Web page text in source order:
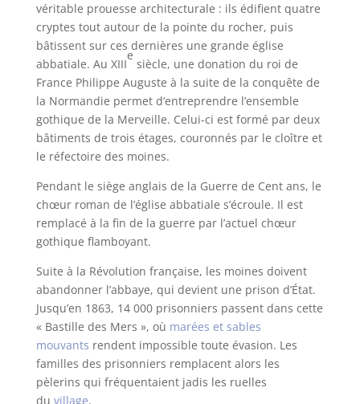
véritable prouesse architecturale : ils édifient quatre
cryptes tout autour de la pointe du rocher, puis
bâtissent sur ces dernières une grande église
abbatiale. Au XIII
e
siècle, une donation du roi de
France Philippe Auguste à la suite de la conquête de
la Normandie permet d’entreprendre l’ensemble
gothique de la Merveille. Celui-ci est formé par deux
bâtiments de trois étages, couronnés par le cloître et
le réfectoire des moines.
Pendant le siège anglais de la Guerre de Cent ans, le
chœur roman de l’église abbatiale s’écroule. Il est
remplacé à la fin de la guerre par l’actuel chœur
gothique flamboyant.
Suite à la Révolution française, les moines doivent
abandonner l’abbaye, qui devient une prison d’État.
Jusqu’en 1863, 14 000 prisonniers passent dans cette
« Bastille des Mers », où marées et sables
mouvants rendent impossible toute évasion. Les
familles des prisonniers remplacent alors les
pèlerins qui fréquentaient jadis les ruelles
du village.